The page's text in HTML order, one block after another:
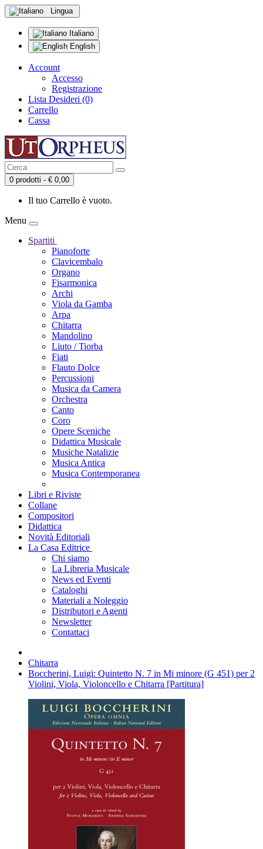
Lingua
Italiano
English
Account
Accesso
Registrazione
Lista Desideri (0)
Carrello
Cassa
0 prodotti - € 0,00
Il tuo Carrello è vuoto.
Menu
Spartiti
Pianoforte
Clavicembalo
Organo
Fisarmonica
Archi
Viola da Gamba
Arpa
Chitarra
Mandolino
Liuto / Tiorba
Fiati
Flauto Dolce
Percussioni
Musica da Camera
Orchestra
Canto
Coro
Opere Sceniche
Didattica Musicale
Musiche Natalizie
Musica Antica
Musica Contemporanea
Libri e Riviste
Collane
Compositori
Didattica
Novità Editoriali
La Casa Editrice
Chi siamo
La Libreria Musicale
News ed Eventi
Cataloghi
Materiali a Noleggio
Distributori e Agenti
Newsletter
Contattaci
Chitarra
Boccherini, Luigi: Quintetto N. 7 in Mi minore (G 451) per 2
Violini, Viola, Violoncello e Chitarra [Partitura]